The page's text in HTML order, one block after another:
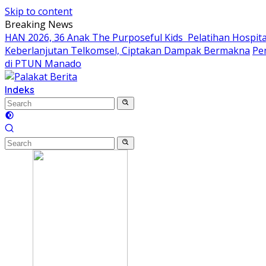
Skip to content
Breaking News
HAN 2026, 36 Anak The Purposeful Kids Pelatihan
Keberlanjutan Telkomsel, Ciptakan Dampak Bermakna
di PTUN Manado
Indeks